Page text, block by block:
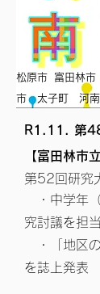
松原市 富田林
市 太子町 河南
R1.11. 第
【富田林市
第52回研究
・中学年
究討議を担当
・「地区の
を誌上発表